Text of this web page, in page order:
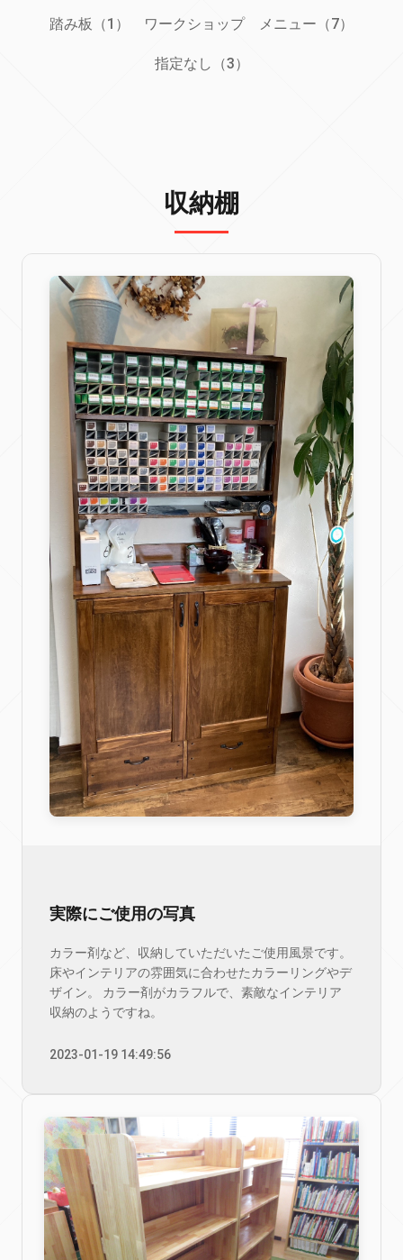
踏み板（1） ワークショップ メニュー（7）
指定なし（3）
収納棚
実際にご使用の写真
カラー剤など、収納していただいたご使用風景です。
床やインテリアの雰囲気に合わせたカラーリングやデ
ザイン。 カラー剤がカラフルで、素敵なインテリア
収納のようですね。
2023-01-19 14:49:56